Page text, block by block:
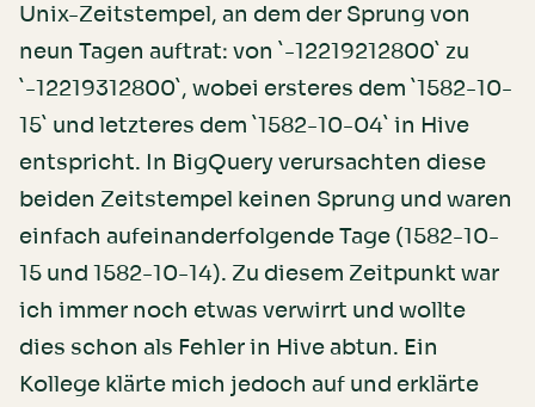
Unix-Zeitstempel, an dem der Sprung von
neun Tagen auftrat: von `-12219212800` zu
`-12219312800`, wobei ersteres dem `1582-10-
15` und letzteres dem `1582-10-04` in Hive
entspricht. In BigQuery verursachten diese
beiden Zeitstempel keinen Sprung und waren
einfach aufeinanderfolgende Tage (1582-10-
15 und 1582-10-14). Zu diesem Zeitpunkt war
ich immer noch etwas verwirrt und wollte
dies schon als Fehler in Hive abtun. Ein
Kollege klärte mich jedoch auf und erklärte